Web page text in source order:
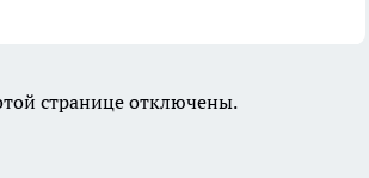
странице отключены.